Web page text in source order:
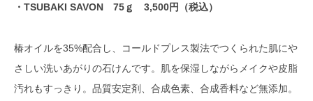
・TSUBAKI SAVON 75ｇ 3,500円（税込）
椿オイルを35%配合し、コールドプレス製法でつくられた肌にや
さしい洗いあがりの石けんです。肌を保湿しながらメイクや皮脂
汚れもすっきり。品質安定剤、合成色素、合成香料など無添加。